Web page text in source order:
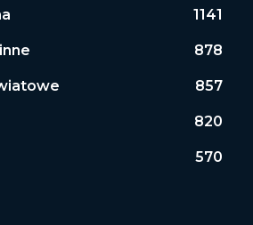
1141
878
857
820
570